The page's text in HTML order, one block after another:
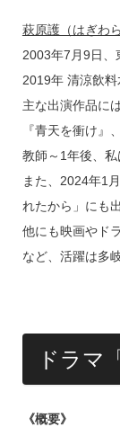
萩原護（はぎわ
2003年7月9日、
2019年 清涼飲料
主な出演作品に
『青天を衝け』
教師～1年後、私
また、2024年1
れたから」にも
他にも映画やド
など、活躍は多
ドラマ
《概要》